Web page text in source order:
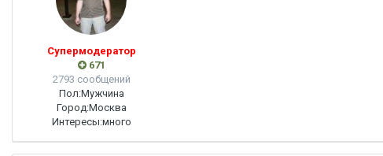
Супермодератор
671
2793 сообщений
Пол:Мужчина
Город:Москва
Интересы:много